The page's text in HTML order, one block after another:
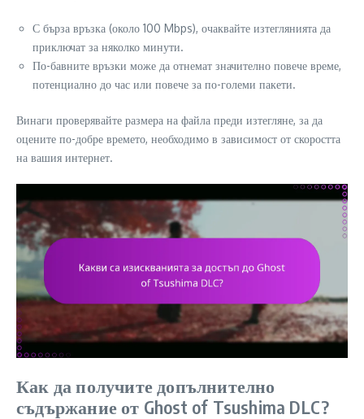
С бърза връзка (около 100 Mbps), очаквайте изтеглянията да
приключат за няколко минути.
По-бавните връзки може да отнемат значително повече време,
потенциално до час или повече за по-големи пакети.
Винаги проверявайте размера на файла преди изтегляне, за да
оцените по-добре времето, необходимо в зависимост от скоростта
на вашия интернет.
Как да получите допълнително
съдържание от Ghost of Tsushima DLC?